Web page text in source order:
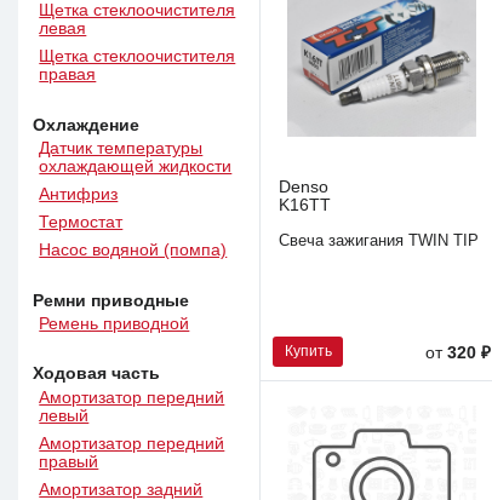
Щетка стеклоочистителя
левая
Щетка стеклоочистителя
правая
Охлаждение
Датчик температуры
охлаждающей жидкости
Антифриз
Термостат
Насос водяной (помпа)
Ремни приводные
Ремень приводной
Ходовая часть
Амортизатор передний
левый
Амортизатор передний
правый
Амортизатор задний
Denso
K16TT
Свеча зажигания TWIN TIP
Купить от320 ₽